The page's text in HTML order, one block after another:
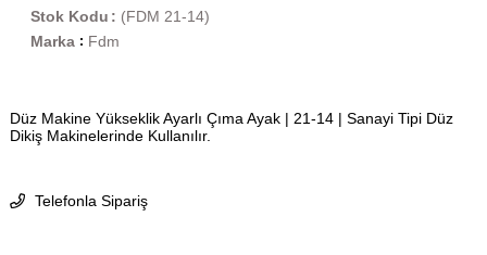
(FDM 21-14)
Stok Kodu
Marka : Fdm
Düz Makine Yükseklik Ayarlı Çıma Ayak | 21-14 | Sanayi Tipi Düz
Dikiş Makinelerinde Kullanılır.
Telefonla Sipariş